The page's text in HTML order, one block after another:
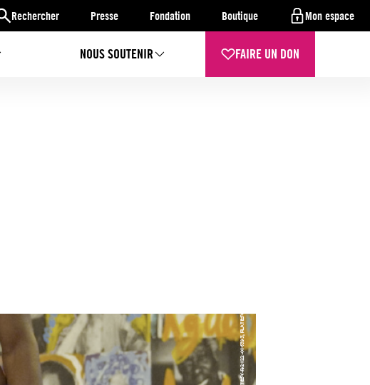
Rechercher Presse Fondation Boutique Mon espace
NOUS SOUTENIR FAIRE UN DON